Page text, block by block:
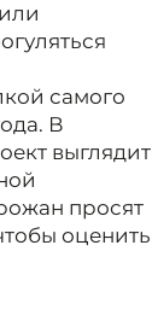
самого
В
выглядит
просят
оценить